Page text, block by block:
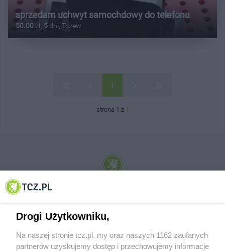
sprzedam uchwyt samochdowy do telefonu
50.00zł, 5 dni, Tczew
1
strona 1 z 1
© 2001-2026 Tczew - TCZ.PL Sp. z o.o. Internetowy Serwis Informacyjny Miasta
Drogi Użytkowniku,
Na naszej stronie tcz.pl, my oraz naszych 1162 zaufanych
partnerów uzyskujemy dostęp i przechowujemy informacje